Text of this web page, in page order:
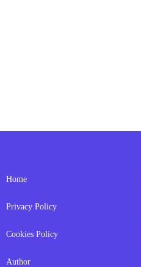
Home
Privacy Policy
Cookies Policy
Author